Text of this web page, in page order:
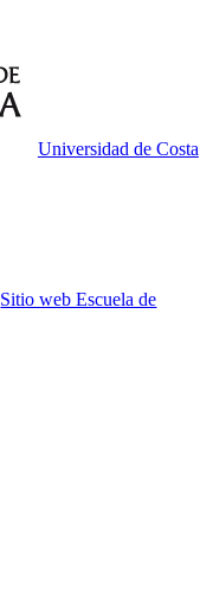
Universidad de Costa
Sitio web Escuela de